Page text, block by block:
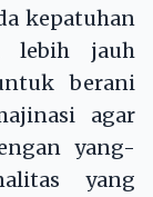
kepatuhan
lebih jauh
berani
agar
yang-
yang